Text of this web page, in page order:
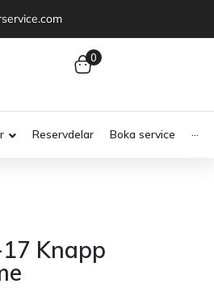
0
Reservdelar Boka service ···
Knapp